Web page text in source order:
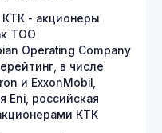
КТК - акционеры
ТОО
Operating Company
в числе
и ExxonMobil,
Eni, российская
КТК